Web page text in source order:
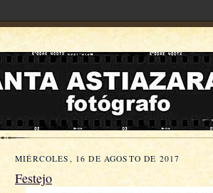
MIÉRCOLES, 16 DE AGOSTO DE 2017
Festejo